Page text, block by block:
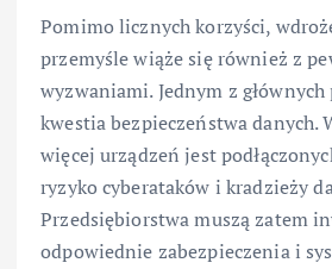
Pomimo licznych korzyści,
przemyśle wiąże się również z
wyzwaniami. Jednym z
kwestia bezpieczeństwa danych.
więcej urządzeń jest
ryzyko cyberataków i kradzieży
Przedsiębiorstwa muszą zatem
odpowiednie zabezpieczenia i